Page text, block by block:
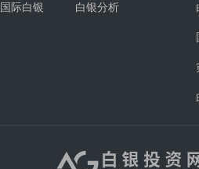
国际白银 白银分析